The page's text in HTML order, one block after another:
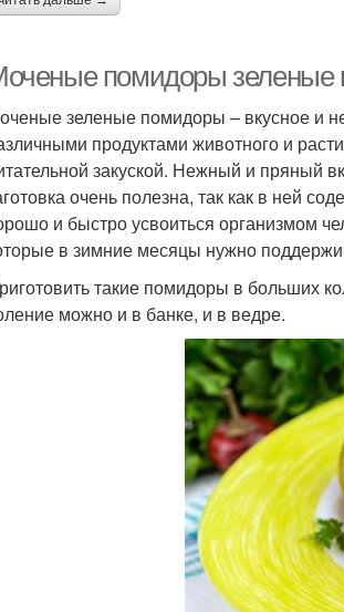
помидоры зеленые
зеленые помидоры – вкусное и
продуктами животного и
закуской. Нежный и пряный
очень полезна, так как в ней
и быстро усвоиться организмом
в зимние месяцы нужно
такие помидоры в больших
можно и в банке, и в ведре.